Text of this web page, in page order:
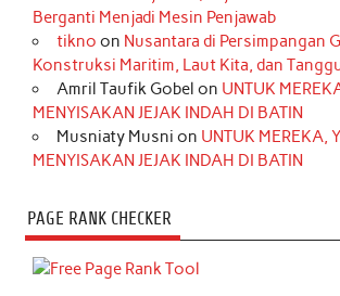
Berganti Menjadi Mesin Penjawab
tikno on Nusantara di Persimpangan
Konstruksi Maritim, Laut Kita, dan
Amril Taufik Gobel on UNTUK
MENYISAKAN JEJAK INDAH DI BATIN
Musniaty Musni on UNTUK MEREKA,
MENYISAKAN JEJAK INDAH DI BATIN
PAGE RANK CHECKER